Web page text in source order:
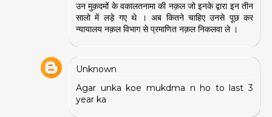
उन मुक़दमों के वकालतनामा की नक़ल जो इनके द्वारा इन तीन
सालो में लड़े गए थे । अब कितने चाहिए उनसे पूछ कर
न्यायालय नक़ल विभाग से प्रमाणित नक़ल निकलवा ले ।
Unknown
Agar unka koe mukdma n ho to last 3
year ka